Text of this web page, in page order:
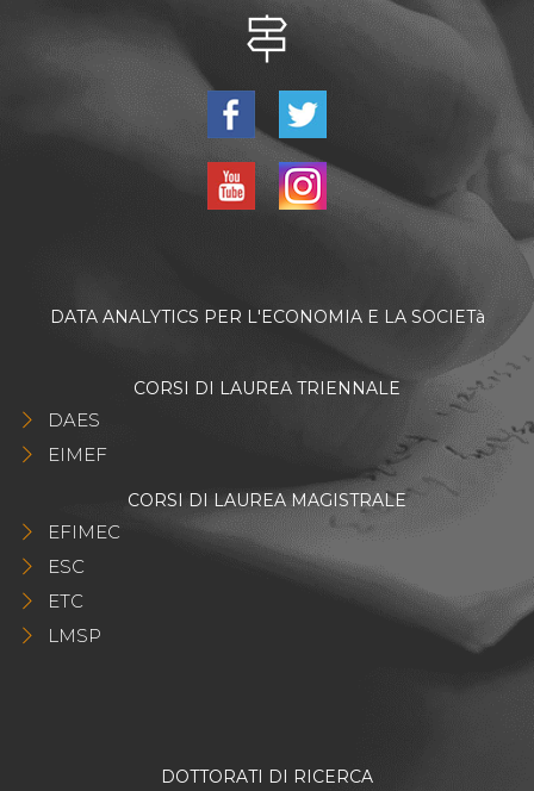
DATA ANALYTICS PER L'ECONOMIA E LA SOCIETà
CORSI DI LAUREA TRIENNALE
DAES
EIMEF
CORSI DI LAUREA MAGISTRALE
EFIMEC
ESC
ETC
LMSP
DOTTORATI DI RICERCA